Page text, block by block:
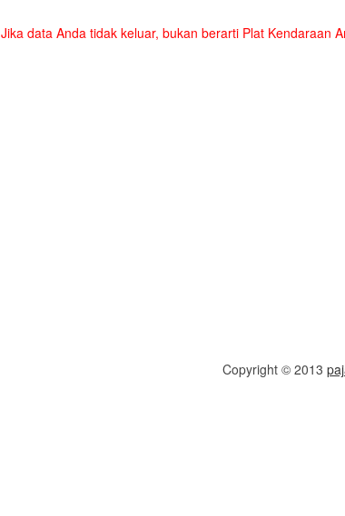
Jika data Anda tidak keluar, bukan berarti Plat Kendaraan
Copyright © 2013